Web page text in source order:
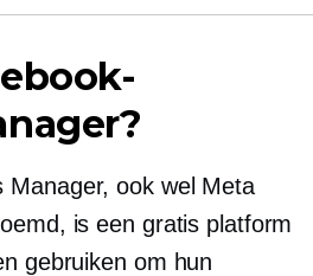
Manager, ook wel Meta
is een gratis platform
gebruiken om hun